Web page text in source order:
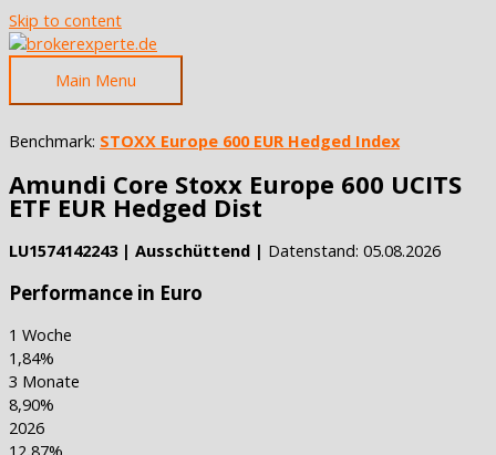
Skip to content
Main Menu
Benchmark: STOXX Europe 600 EUR Hedged Index
Amundi Core Stoxx Europe 600 UCITS
ETF EUR Hedged Dist
LU1574142243 | Ausschüttend | Datenstand: 05.08.2026
Performance in Euro
1 Woche
1,84%
3 Monate
8,90%
2026